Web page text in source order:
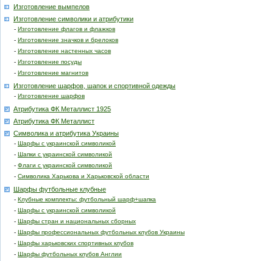
Изготовление вымпелов
Изготовление символики и атрибутики
- Изготовление флагов и флажков
- Изготовление значков и брелоков
- Изготовление настенных часов
- Изготовление посуды
- Изготовление магнитов
Изготовление шарфов, шапок и спортивной одежды
- Изготовление шарфов
Атрибутика ФК Металлист 1925
Атрибутика ФК Металлист
Символика и атрибутика Украины
- Шарфы с украинской символикой
- Шапки с украинской символикой
- Флаги с украинской символикой
- Символика Харькова и Харьковской области
Шарфы футбольные клубные
- Клубные комплекты: футбольный шарф+шапка
- Шарфы с украинской символикой
- Шарфы стран и национальных сборных
- Шарфы профессиональных футбольных клубов Украины
- Шарфы харьковских спортивных клубов
- Шарфы футбольных клубов Англии